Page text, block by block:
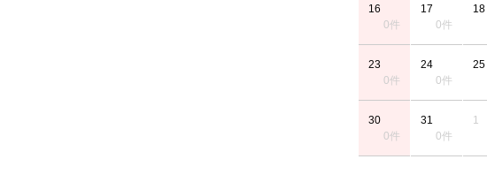
16
0件
17
0件
18
23
0件
24
0件
25
30
0件
31
0件
1